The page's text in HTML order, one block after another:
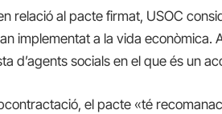
relació al pacte firmat, USOC
implementat a la vida econòmica.
d’agents socials en el que és un
el pacte «té